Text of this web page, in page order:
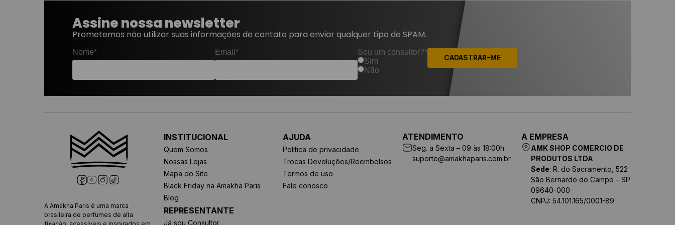
Assine nossa newsletter
Prometemos não utilizar suas informações de contato para enviar qualquer tipo de SPAM.
Nome* Email*
Sou um consultor?*
Sim
Não
CADASTRAR-ME
A Amakha Paris é uma marca
brasileira de perfumes de alta
INSTITUCIONAL
Quem Somos
Nossas Lojas
Mapa do Site
Black Friday na Amakha Paris
Blog
REPRESENTANTE
Já sou Consultor
AJUDA
Política de privacidade
Trocas Devoluções/Reembolsos
Termos de uso
Fale conosco
ATENDIMENTO
Seg. a Sexta – 09 às 18:00h
suporte@amakhaparis.com.br
A EMPRESA
AMK SHOP COMERCIO DE
PRODUTOS LTDA
Sede: R. do Sacramento, 522
São Bernardo do Campo – SP
09640-000
CNPJ: 54.101.165/0001-89